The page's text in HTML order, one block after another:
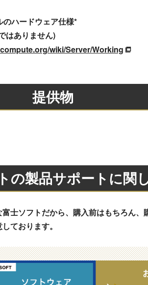
のハードウェア仕様*
はありません)
wiki/Server/Working
提供物
の製品サポートに関
士ソフトだから、購入前はもちろん、
ております。